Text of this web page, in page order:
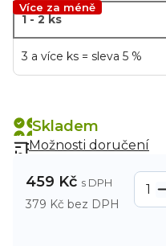
Více za méně
Skladem
Možnosti doručení
1 - 2 ks
3 a více ks = sleva 5 %
459 Kč
379 Kč bez DPH